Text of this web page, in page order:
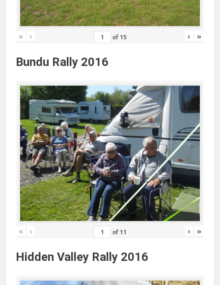
« ‹ of 15 › »
Bundu Rally 2016
« ‹ of 11 › »
Hidden Valley Rally 2016